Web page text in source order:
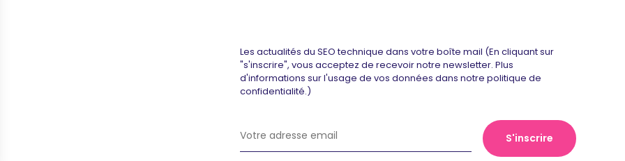
Les actualités du SEO technique dans votre boîte mail (En cliquant sur
"s'inscrire", vous acceptez de recevoir notre newsletter. Plus
d'informations sur l'usage de vos données dans notre politique de
confidentialité.)